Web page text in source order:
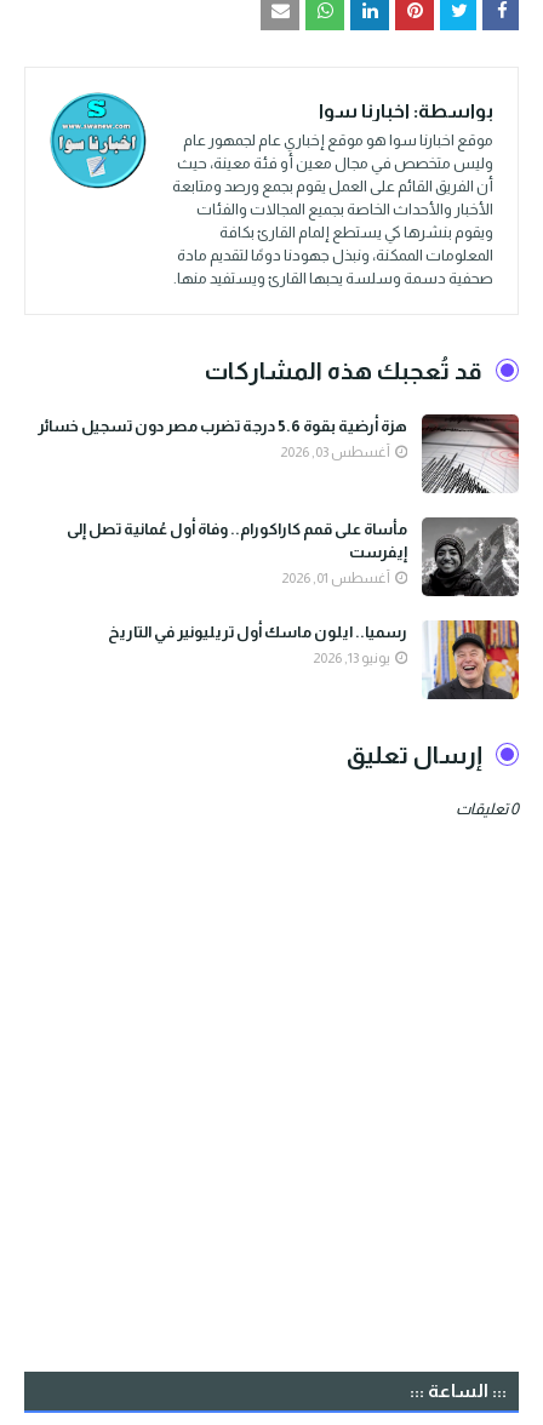
بواسطة: اخبارنا سوا
موقع اخبارنا سوا هو موقع إخباري عام لجمهور عام
وليس متخصص في مجال معين أو فئة معينة، حيث
أن الفريق القائم على العمل يقوم بجمع ورصد ومتابعة
الأخبار والأحداث الخاصة بجميع المجالات والفئات
ويقوم بنشرها كي يستطع إلمام القارئ بكافة
المعلومات الممكنة، ونبذل جهودنا دومًا لتقديم مادة
صحفية دسمة وسلسة يحبها القارئ ويستفيد منها.
قد تُعجبك هذه المشاركات
هزة أرضية بقوة 5.6 درجة تضرب مصر دون تسجيل خسائر
أغسطس 03, 2026
مأساة على قمم كاراكورام.. وفاة أول عُمانية تصل إلى
إيفرست
أغسطس 01, 2026
رسميا.. ايلون ماسك أول تريليونير في التاريخ
يونيو 13, 2026
إرسال تعليق
0 تعليقات
::: الساعة :::